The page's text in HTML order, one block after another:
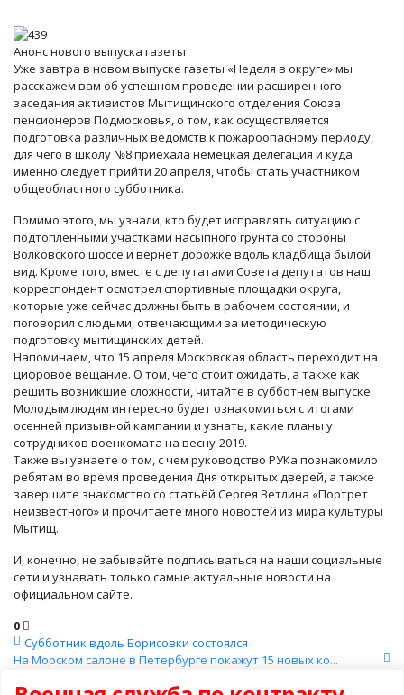
Анонс нового выпуска газеты
Уже завтра в новом выпуске газеты «Неделя в округе» мы
расскажем вам об успешном проведении расширенного
заседания активистов Мытищинского отделения Союза
пенсионеров Подмосковья, о том, как осуществляется
подготовка различных ведомств к пожароопасному периоду,
для чего в школу №8 приехала немецкая делегация и куда
именно следует прийти 20 апреля, чтобы стать участником
общеобластного субботника.
Помимо этого, мы узнали, кто будет исправлять ситуацию с
подтопленными участками насыпного грунта со стороны
Волковского шоссе и вернёт дорожке вдоль кладбища былой
вид. Кроме того, вместе с депутатами Совета депутатов наш
корреспондент осмотрел спортивные площадки округа,
которые уже сейчас должны быть в рабочем состоянии, и
поговорил с людьми, отвечающими за методическую
подготовку мытищинских детей.
Напоминаем, что 15 апреля Московская область переходит на
цифровое вещание. О том, чего стоит ожидать, а также как
решить возникшие сложности, читайте в субботнем выпуске.
Молодым людям интересно будет ознакомиться с итогами
осенней призывной кампании и узнать, какие планы у
сотрудников военкомата на весну-2019.
Также вы узнаете о том, с чем руководство РУКа познакомило
ребятам во время проведения Дня открытых дверей, а также
завершите знакомство со статьёй Сергея Ветлина «Портрет
неизвестного» и прочитаете много новостей из мира культуры
Мытищ.
И, конечно, не забывайте подписываться на наши социальные
сети и узнавать только самые актуальные новости на
официальном сайте.
0
Субботник вдоль Борисовки состоялся
На Морском салоне в Петербурге покажут 15 новых ко...